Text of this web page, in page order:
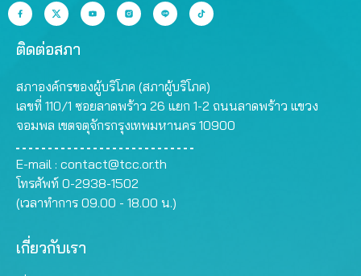
ติดต่อสภา
สภาองค์กรของผู้บริโภค (สภาผู้บริโภค)
เลขที่ 110/1 ซอยลาดพร้าว 26 แยก 1-2 ถนนลาดพร้าว แขวง
จอมพล เขตจตุจักรกรุงเทพมหานคร 10900
E-mail : contact@tcc.or.th
โทรศัพท์ 0-2938-1502
(เวลาทำการ 09.00 - 18.00 น.)
เกี่ยวกับเรา